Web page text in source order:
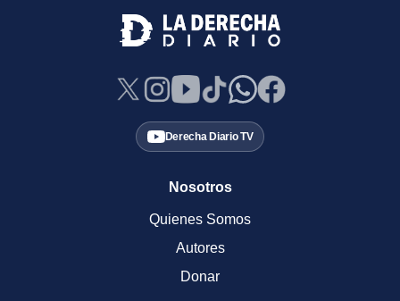
Derecha Diario TV
Nosotros
Quienes Somos
Autores
Donar